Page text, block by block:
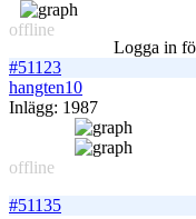
offline
Logga in
#51123
hangten10
Inlägg: 1987
offline
#51135